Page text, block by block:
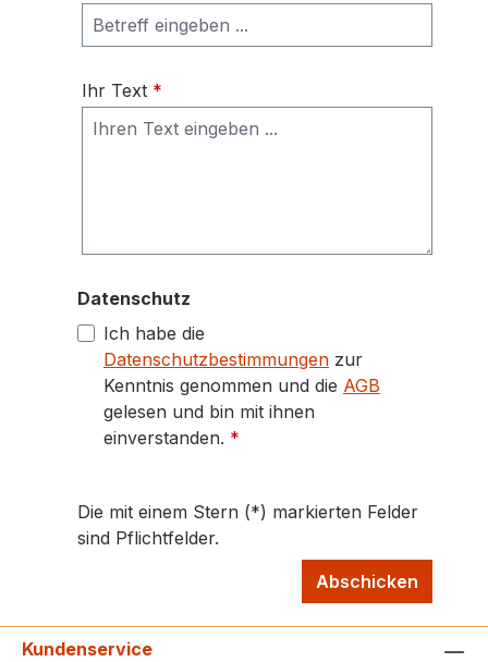
Ihr Text *
Datenschutz
Ich habe die
Datenschutzbestimmungen zur
Kenntnis genommen und die AGB
gelesen und bin mit ihnen
einverstanden. *
Die mit einem Stern (*) markierten Felder
sind Pflichtfelder.
Abschicken
Kundenservice